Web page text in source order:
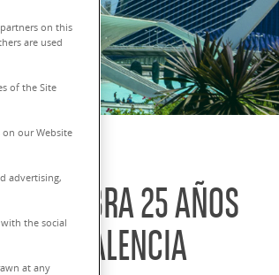
CELEBRA 25 AÑOS
EN VALENCIA
on this
are used
of the Site
our Website
advertising,
the social
at any